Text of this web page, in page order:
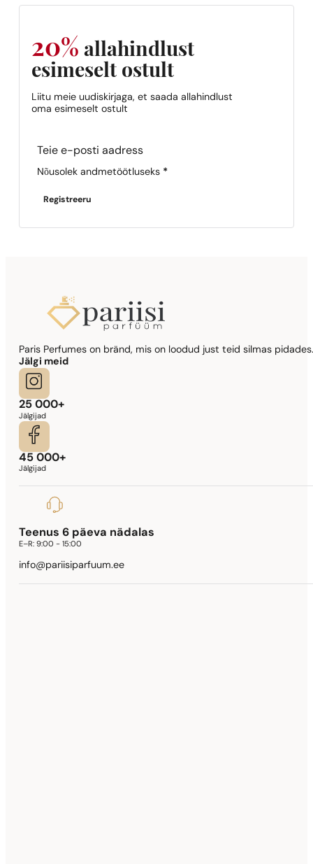
20% allahindlust
esimeselt ostult
Liitu meie uudiskirjaga, et saada allahindlust
oma esimeselt ostult
Section
Nõusolek andmetöötluseks *
Registreeru
Paris Perfumes on bränd, mis on loodud just teid silmas
Jälgi meid
25 000+
Jälgijad
45 000+
Jälgijad
Teenus 6 päeva nädalas
E–R:9:00 - 15:00
info@pariisiparfuum.ee